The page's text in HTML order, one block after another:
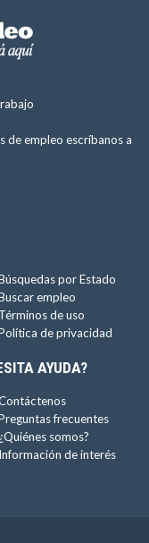
de empleo escríbanos a
por Estado
empleo
Términos de uso
de privacidad
AYUDA?
frecuentes
¿Quiénes somos?
Información de interés